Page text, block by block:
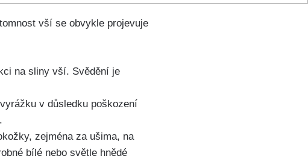
vší se obvykle projevuje⁢
na sliny vší. ‌Svědění je​
v důsledku poškození
zejména za ušima, na
bílé nebo světle hnědé⁤